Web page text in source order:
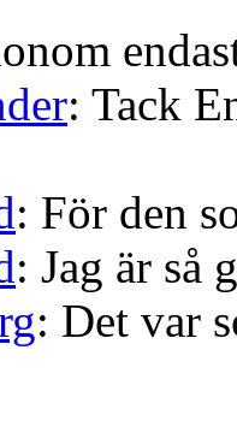
: Tack
: För den
: Jag är så
: Det var